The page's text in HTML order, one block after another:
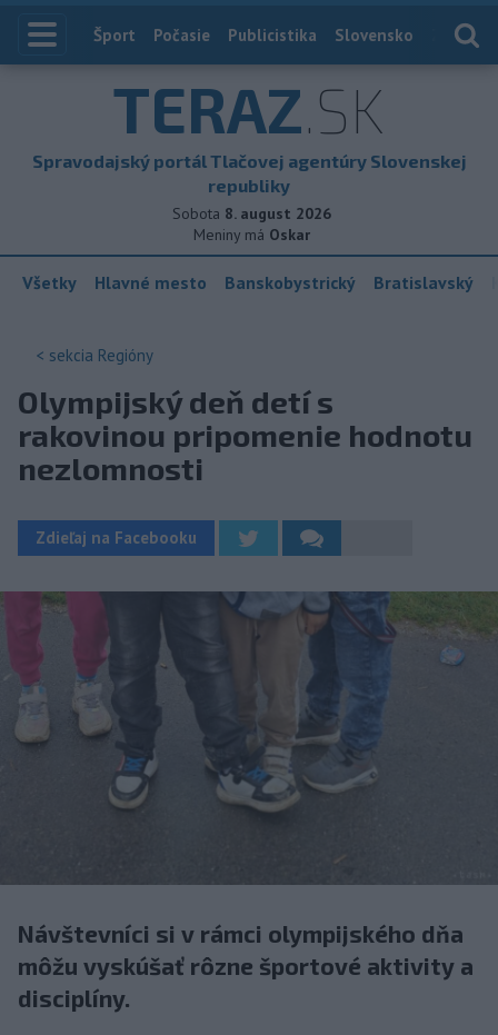
Index
Šport Počasie Publicistika Slovensko
TERAZ.SK
Spravodajský portál Tlačovej agentúry Slovenskej
republiky
Sobota 8. august 2026
Meniny má Oskar
Všetky Hlavné mesto Banskobystrický Bratislavský
< sekcia Regióny
Olympijský deň detí s
rakovinou pripomenie hodnotu
nezlomnosti
Zdieľaj na Facebooku
Návštevníci si v rámci olympijského dňa
môžu vyskúšať rôzne športové aktivity a
disciplíny.